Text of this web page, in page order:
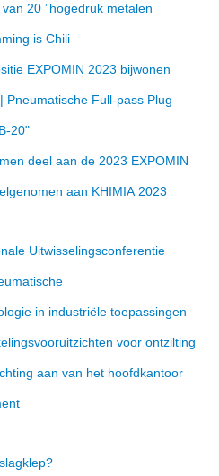
20 ”hogedruk metalen
is Chili
EXPOMIN 2023 bijwonen
Pneumatische Full-pass Plug
20"
deel aan de 2023 EXPOMIN
aan KHIMIA 2023
Uitwisselingsconferentie
in industriële toepassingen
voor ontzilting
aan van het hoofdkantoor